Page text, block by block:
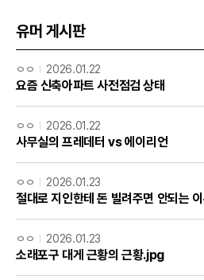
유머 게시판
ㅇㅇ 2026.01.22
요즘 신축아파트 사전점검 상태
ㅇㅇ 2026.01.22
사무실의 프레데터 vs 에이리언
ㅇㅇ 2026.01.23
절대로 지인한테 돈 빌려주면 안되는
ㅇㅇ 2026.01.23
소래포구 대게 근황의 근황.jpg